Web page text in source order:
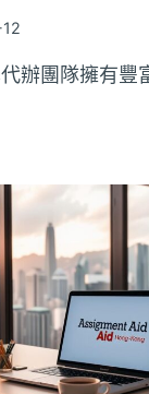
辦團隊擁有豐